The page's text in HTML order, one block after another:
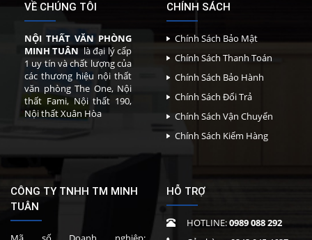
VỀ CHÚNG TÔI
NỘI THẤT VĂN PHÒNG
MINH TUÂN là đại lý cấp
1 uy tín và chất lượng của
các thương hiệu nội thất
văn phòng The One, Nội
thất Fami, Nội thất 190,
Nội thất Xuân Hòa
CHÍNH SÁCH
Chính Sách Bảo Mật
Chính Sách Thanh Toán
Chính Sách Bảo Hành
Chính Sách Đổi Trả
Chính Sách Vận Chuyển
Chính Sách Kiểm Hàng
CÔNG TY TNHH TM MINH
TUÂN
HỖ TRỢ
HOTLINE:0989 088 292